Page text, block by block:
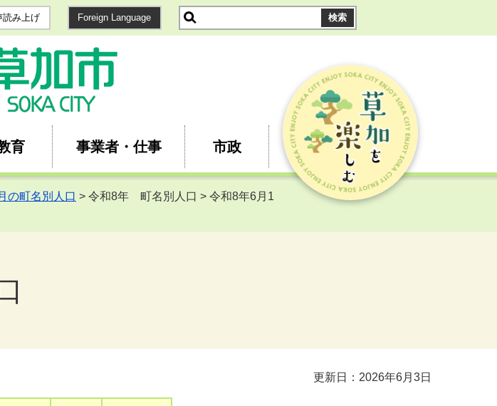
読み上げ Foreign Language
育 事業者・仕事 市政
の町名別人口 > 令和8年 町名別人口 > 令和8年6月1
更新日：2026年6月3日